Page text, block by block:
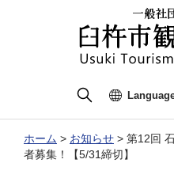
ホーム > お知らせ > 第12回
者募集！【5/31締切】